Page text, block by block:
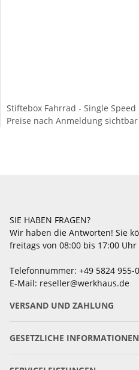
Stiftebox Fahrrad - Single Speed
Preise nach Anmeldung sichtbar
SIE HABEN FRAGEN?
Wir haben die Antworten! Sie
freitags von 08:00 bis 17:00
Telefonnummer: +49 5824 955-0
E-Mail: reseller@werkhaus.de
VERSAND UND ZAHLUNG
GESETZLICHE INFORMATIONEN